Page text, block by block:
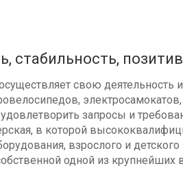
стабильность,
свою
запросы и
в которой
взрослого и
одной из